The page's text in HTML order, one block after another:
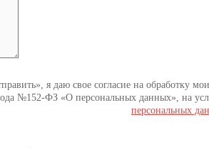
я даю свое согласие на обработку
№152-ФЗ «О персональных данных», на
персональных